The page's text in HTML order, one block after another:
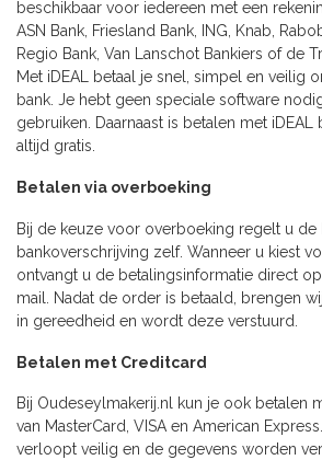
beschikbaar voor iedereen met een
ASN Bank, Friesland Bank, ING, Knab,
Regio Bank, Van Lanschot Bankiers of de
Met iDEAL betaal je snel, simpel en veilig
bank. Je hebt geen speciale software
gebruiken. Daarnaast is betalen met iDEAL
altijd gratis.
Betalen via overboeking
Bij de keuze voor overboeking regelt u de
bankoverschrijving zelf. Wanneer u kiest
ontvangt u de betalingsinformatie direct
mail. Nadat de order is betaald, brengen
in gereedheid en wordt deze verstuurd.
Betalen met Creditcard
Bij Oudeseylmakerij.nl kun je ook betalen
van MasterCard, VISA en American
verloopt veilig en de gegevens worden